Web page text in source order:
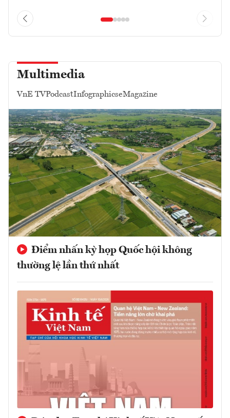
Multimedia
VnE TVPodcastInfographicseMagazine
Điểm nhấn kỳ họp Quốc hội không
thường lệ lần thứ nhất